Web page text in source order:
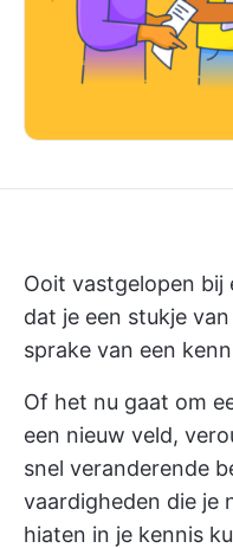
Ooit vastgelopen bij
dat je een stukje
sprake van een
Of het nu gaat om
een nieuw veld,
snel veranderende
vaardigheden die je
hiaten in je kennis